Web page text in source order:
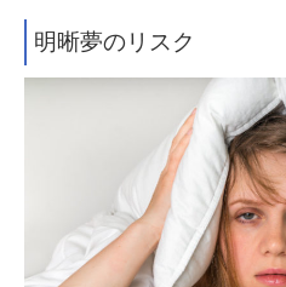
明晰夢のリスク